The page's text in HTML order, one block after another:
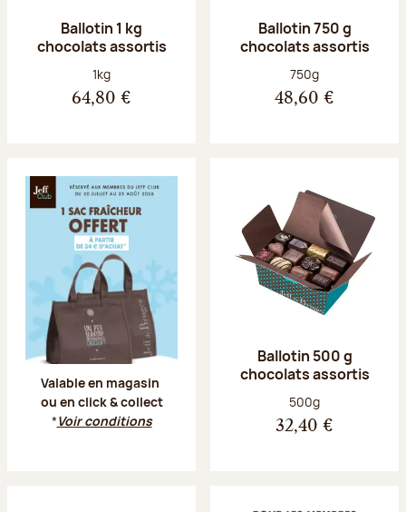
Ballotin 1 kg
chocolats assortis
Poids net :
1kg
64,80 €
Ballotin 750 g
chocolats assortis
Poids net :
750g
48,60 €
Valable en magasin
ou en click & collect
*Voir conditions
Ballotin 500 g
chocolats assortis
Poids net :
500g
32,40 €